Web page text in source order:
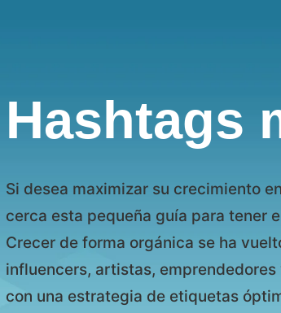
Hashtags
Si desea maximizar su crecimiento
cerca esta pequeña guía para tener
Crecer de forma orgánica se ha
influencers, artistas,
con una estrategia de etiquetas